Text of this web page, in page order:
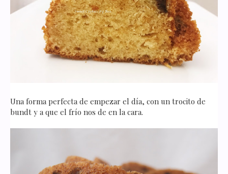
Una forma perfecta de empezar el día, con un trocito de
bundt y a que el frío nos de en la cara.